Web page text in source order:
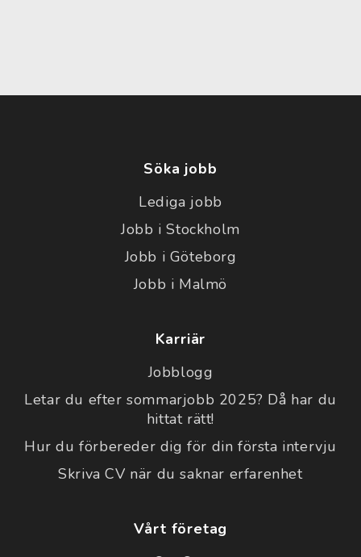
Söka jobb
Lediga jobb
Jobb i Stockholm
Jobb i Göteborg
Jobb i Malmö
Karriär
Jobblogg
Letar du efter sommarjobb 2025? Då har du
hittat rätt!
Hur du förbereder dig för din första intervju
Skriva CV när du saknar erfarenhet
Vårt företag